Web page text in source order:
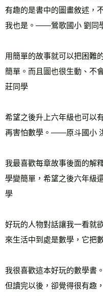
有趣的是書中的圖畫敘述，
我也是。——鶯歌國小 劉同
用簡單的故事就可以把困難
簡單。而且圖也很生動、
莊同學
希望之後升上六年級也可以
再害怕數學。——原斗國小
我最喜歡每章故事後面的解
學變簡單，希望之後六年級
學
好玩的人物對話讓我一看就
來生活中到處是數學，它
我很喜歡這本好玩的數學書
但讀完以後，卻覺得很有